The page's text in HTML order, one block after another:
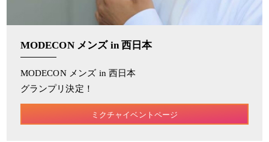
MODECON メンズ in 西日本
MODECON メンズ in 西日本
グランプリ決定！
ミクチャイベントページ